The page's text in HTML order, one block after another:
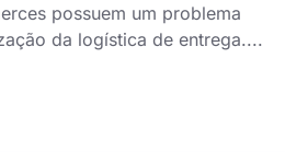
possuem um problema
da logística de entrega....